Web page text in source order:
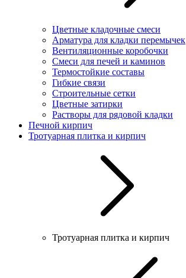
Цветные кладочные смеси
Арматура для кладки перемычек
Вентиляционные коробочки
Смеси для печей и каминов
Термостойкие составы
Гибкие связи
Строительные сетки
Цветные затирки
Растворы для рядовой кладки
Печной кирпич
Тротуарная плитка и кирпич
Тротуарная плитка и кирпич